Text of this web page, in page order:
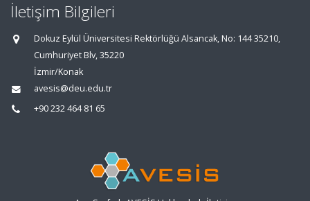
İletişim Bilgileri
Dokuz Eylül Üniversitesi Rektörlüğü Alsancak, No: 144 35210,
Cumhuriyet Blv, 35220
İzmir/Konak
avesis@deu.edu.tr
+90 232 464 81 65